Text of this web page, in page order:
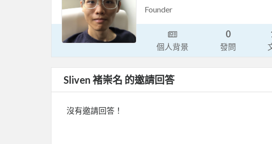
Founder
個人背景
0
發問
Sliven 褚崇名 的邀請回答
沒有邀請回答！